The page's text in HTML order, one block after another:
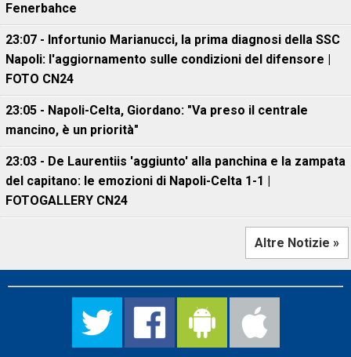
Fenerbahce
23:07 - Infortunio Marianucci, la prima diagnosi della SSC
Napoli: l'aggiornamento sulle condizioni del difensore |
FOTO CN24
23:05 - Napoli-Celta, Giordano: "Va preso il centrale
mancino, è un priorità"
23:03 - De Laurentiis 'aggiunto' alla panchina e la zampata
del capitano: le emozioni di Napoli-Celta 1-1 |
FOTOGALLERY CN24
Altre Notizie »